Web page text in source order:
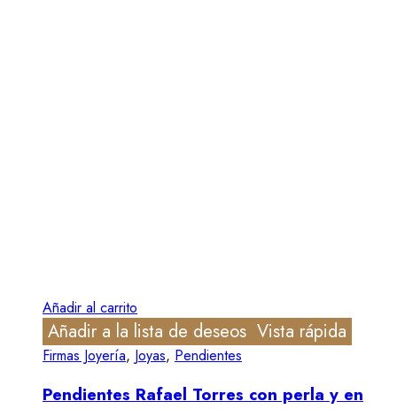
Añadir al carrito
Añadir a la lista de deseos Vista rápida
Firmas Joyería, Joyas, Pendientes
Pendientes Rafael Torres con perla y en